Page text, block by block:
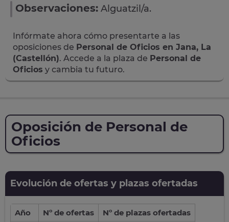
Observaciones: Alguatzil/a.
Infórmate ahora cómo presentarte a las
oposiciones de Personal de Oficios en Jana, La
(Castellón). Accede a la plaza de Personal de
Oficios y cambia tu futuro.
Oposición de Personal de
Oficios
Evolución de ofertas y plazas ofertadas
Año Nº de ofertas
Nº de plazas ofertadas